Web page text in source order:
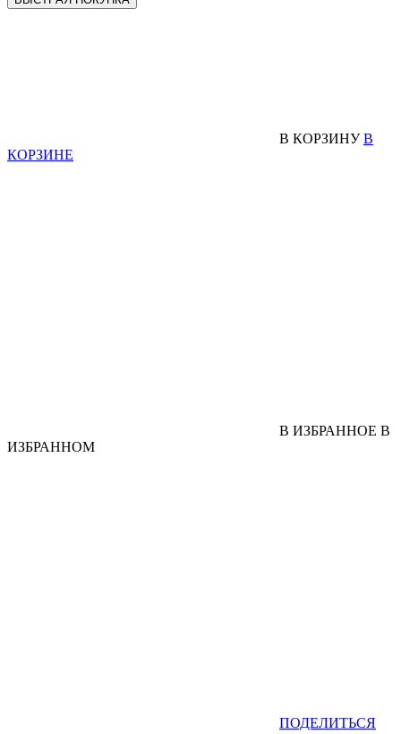
В КОРЗИНУ В
КОРЗИНЕ
В ИЗБРАННОЕ В
ИЗБРАННОМ
ПОДЕЛИТЬСЯ